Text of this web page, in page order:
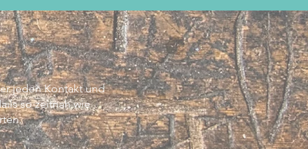
jeden Kontakt und
so zeitnah wie